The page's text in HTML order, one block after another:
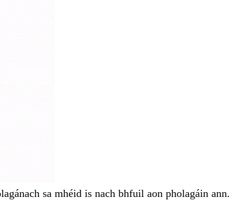
sa mhéid is nach bhfuil aon pholagáin ann.